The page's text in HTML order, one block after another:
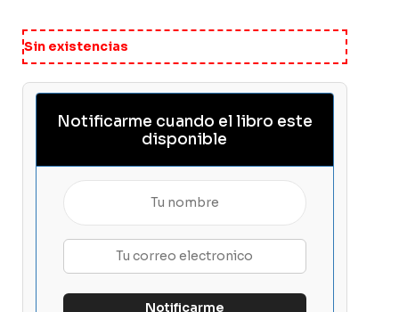
Sin existencias
Notificarme cuando el libro este
disponible